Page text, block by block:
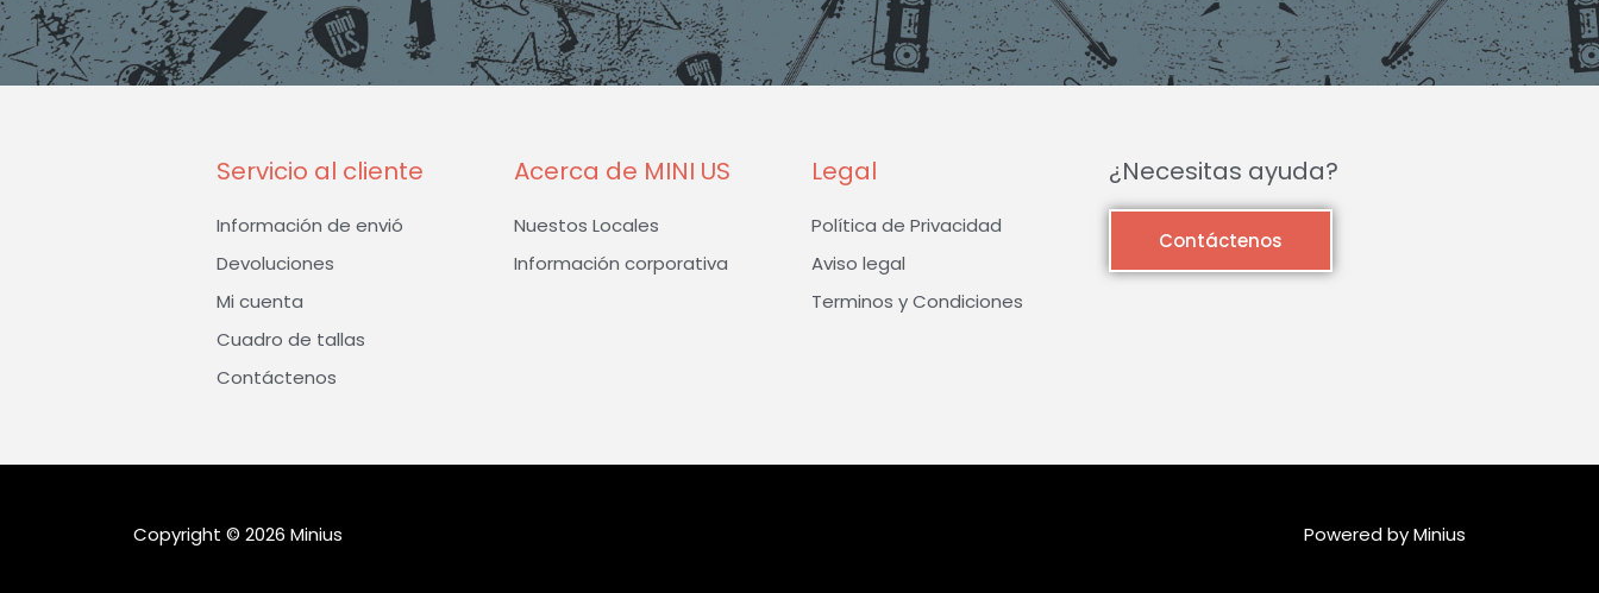
o
o
k
-
g
r
a
m
e
r
Servicio al cliente
Información de envió
Devoluciones
Mi cuenta
Cuadro de tallas
Contáctenos
Acerca de MINI US
Nuestos Locales
Información corporativa
Legal
Política de Privacidad
Aviso legal
Terminos y Condiciones
¿Necesitas ayuda?
Contáctenos
Copyright © 2026 Minius Powered by Minius